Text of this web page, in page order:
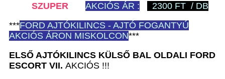
SZUPER
AKCIÓS ÁR :
2300 FT / DB
***FORD AJTÓKILINCS - AJTÓ FOGANTYÚ
AKCIÓS ÁRON MISKOLCON***
ELSŐ AJTÓKILINCS KÜLSŐ BAL OLDALI FORD
ESCORT VII. AKCIÓS !!!